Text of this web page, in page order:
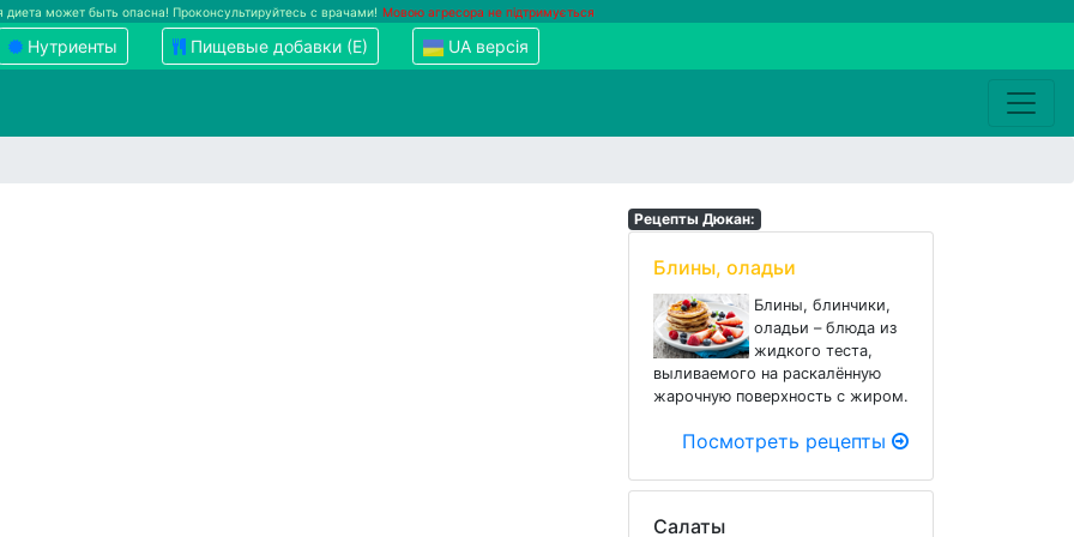
диета может быть опасна! Проконсультируйтесь с врачами! Мовою агресора не підтримується
Нутриенты Пищевые добавки (Е) UA версія
Рецепты Дюкан:
Блины, оладьи
Блины, блинчики,
оладьи – блюда из
жидкого теста,
выливаемого на раскалённую
жарочную поверхность с жиром.
Посмотреть рецепты
Салаты